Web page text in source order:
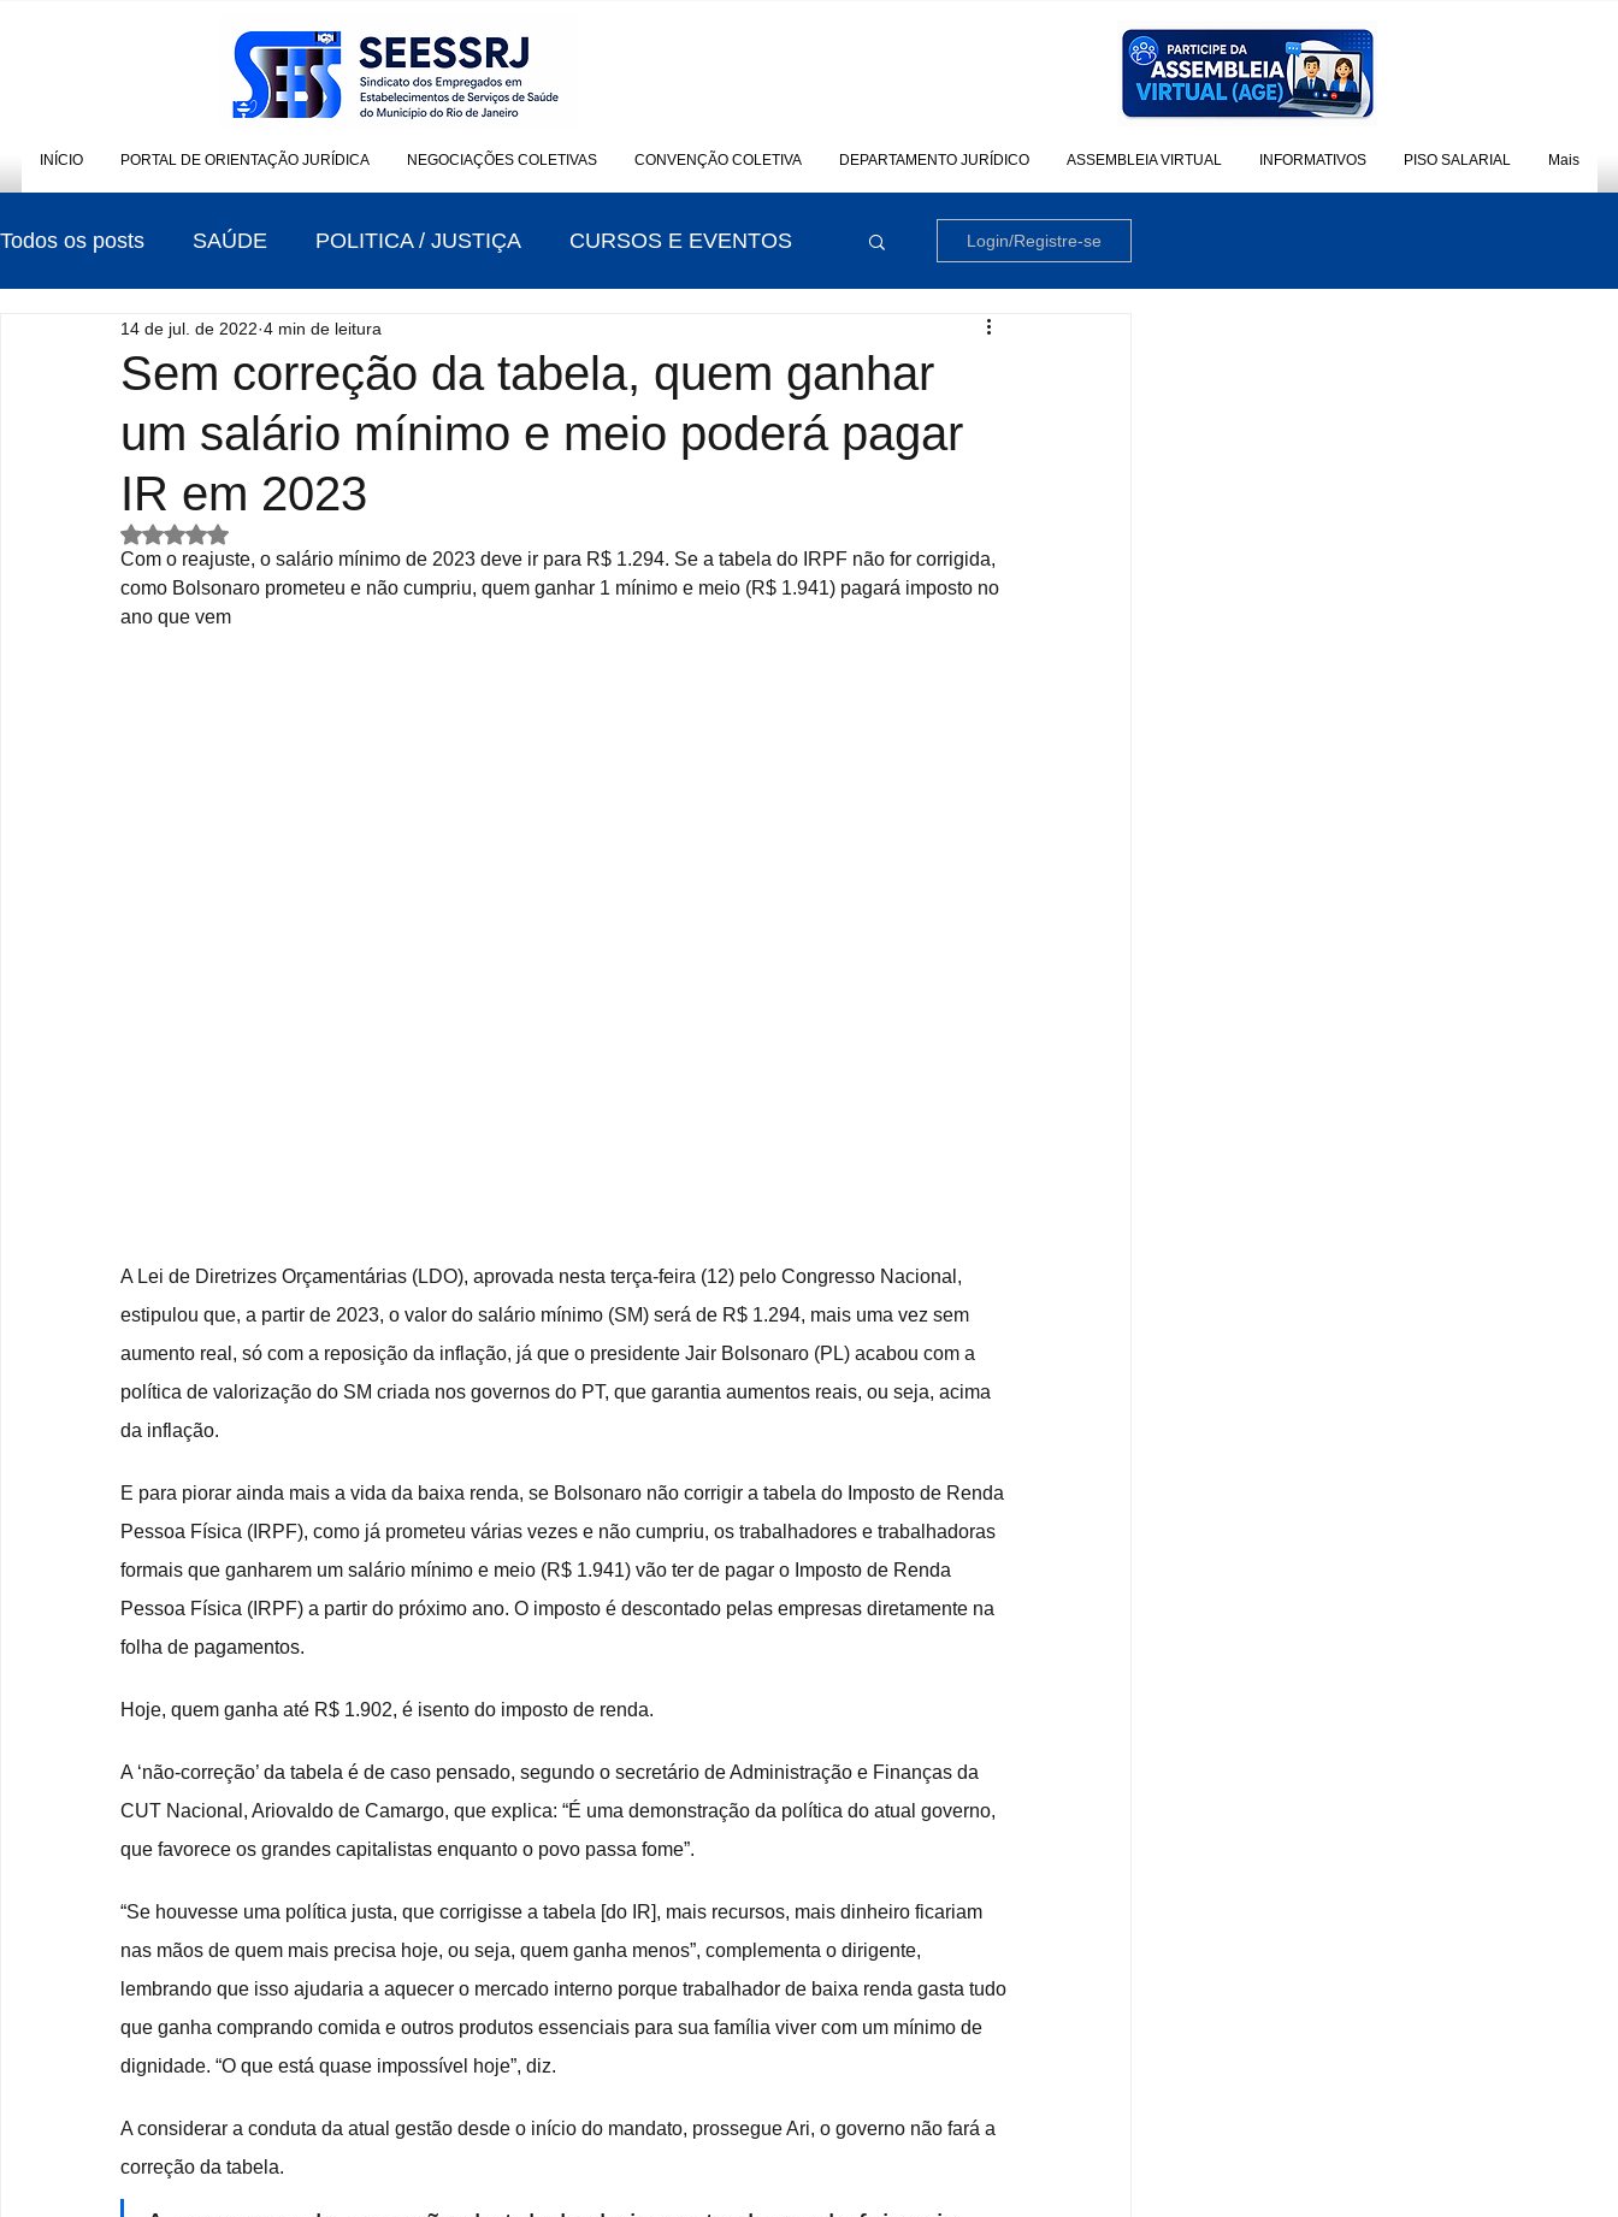
INÍCIO PORTAL DE ORIENTAÇÃO JURÍDICA NEGOCIAÇÕES COLETIVAS CONVENÇÃO COLETIVA DEPARTAMENTO JURÍDICO ASSEMBLEIA VIRTUAL INFORMATIVOS PISO SALARIAL Mais
Todos os posts SAÚDE POLITICA / JUSTIÇA CURSOS E EVENTOS
CONTRIBUIÇÃO SINDICAL ELEIÇÕES
Login/Registre-se
Sem correção da tabela, quem ganhar
um salário mínimo e meio poderá pagar
IR em 2023
14 de jul. de 2022 4 min de leitura
Avaliado com NaN de 5 estrelas.
Com o reajuste, o salário mínimo de 2023 deve ir para R$ 1.294. Se a tabela do IRPF não for corrigida,
como Bolsonaro prometeu e não cumpriu, quem ganhar 1 mínimo e meio (R$ 1.941) pagará imposto no
ano que vem
A Lei de Diretrizes Orçamentárias (LDO), aprovada nesta terça-feira (12) pelo Congresso Nacional,
estipulou que, a partir de 2023, o valor do salário mínimo (SM) será de R$ 1.294, mais uma vez sem
aumento real, só com a reposição da inflação, já que o presidente Jair Bolsonaro (PL) acabou com a
política de valorização do SM criada nos governos do PT, que garantia aumentos reais, ou seja, acima
da inflação.
E para piorar ainda mais a vida da baixa renda, se Bolsonaro não corrigir a tabela do Imposto de Renda
Pessoa Física (IRPF), como já prometeu várias vezes e não cumpriu, os trabalhadores e trabalhadoras
formais que ganharem um salário mínimo e meio (R$ 1.941) vão ter de pagar o Imposto de Renda
Pessoa Física (IRPF) a partir do próximo ano. O imposto é descontado pelas empresas diretamente na
folha de pagamentos.
Hoje, quem ganha até R$ 1.902, é isento do imposto de renda.
A ‘não-correção’ da tabela é de caso pensado, segundo o secretário de Administração e Finanças da
CUT Nacional, Ariovaldo de Camargo, que explica: “É uma demonstração da política do atual governo,
que favorece os grandes capitalistas enquanto o povo passa fome”.
“Se houvesse uma política justa, que corrigisse a tabela [do IR], mais recursos, mais dinheiro ficariam
nas mãos de quem mais precisa hoje, ou seja, quem ganha menos”, complementa o dirigente,
lembrando que isso ajudaria a aquecer o mercado interno porque trabalhador de baixa renda gasta tudo
que ganha comprando comida e outros produtos essenciais para sua família viver com um mínimo de
dignidade. “O que está quase impossível hoje”, diz.
A considerar a conduta da atual gestão desde o início do mandato, prossegue Ari, o governo não fará a
correção da tabela.